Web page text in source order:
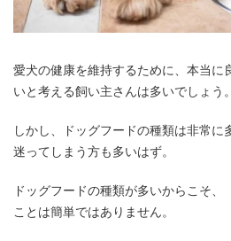
愛犬の健康を維持するために、本当に
いと考える飼い主さんは多いでしょう。
しかし、ドッグフードの種類は非常に
迷ってしまう方も多いはず。
ドッグフードの種類が多いからこそ
ことは簡単ではありません。